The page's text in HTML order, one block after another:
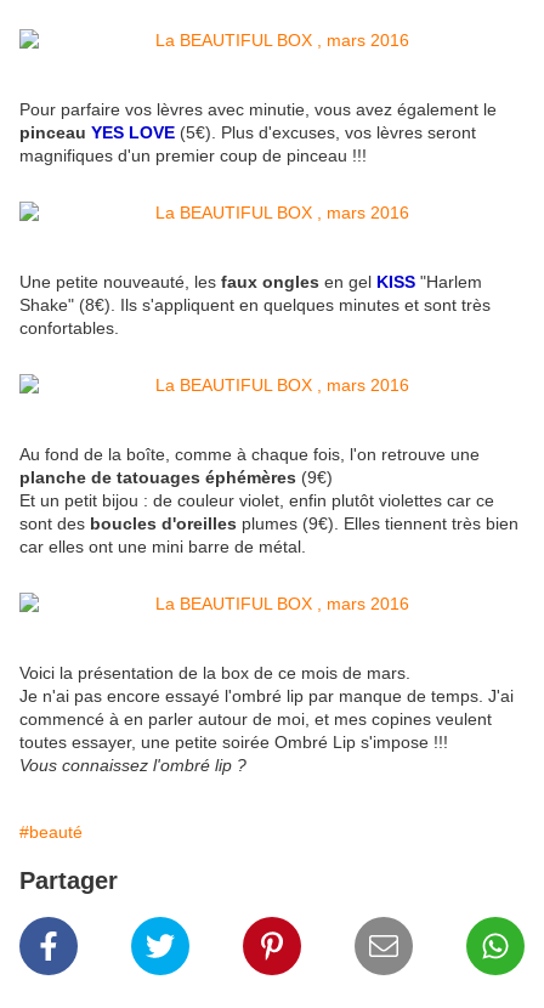
Pour parfaire vos lèvres avec minutie, vous avez également le
pinceau YES LOVE (5€). Plus d'excuses, vos lèvres seront
magnifiques d'un premier coup de pinceau !!!
Une petite nouveauté, les faux ongles en gel KISS "Harlem
Shake" (8€). Ils s'appliquent en quelques minutes et sont très
confortables.
Au fond de la boîte, comme à chaque fois, l'on retrouve une
planche de tatouages éphémères (9€)
Et un petit bijou : de couleur violet, enfin plutôt violettes car ce
sont des boucles d'oreilles plumes (9€). Elles tiennent très bien
car elles ont une mini barre de métal.
Voici la présentation de la box de ce mois de mars.
Je n'ai pas encore essayé l'ombré lip par manque de temps. J'ai
commencé à en parler autour de moi, et mes copines veulent
toutes essayer, une petite soirée Ombré Lip s'impose !!!
Vous connaissez l'ombré lip ?
#beauté
Partager